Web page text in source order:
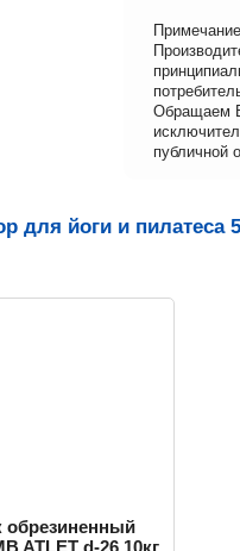
Обращаем
публичной
для йоги и